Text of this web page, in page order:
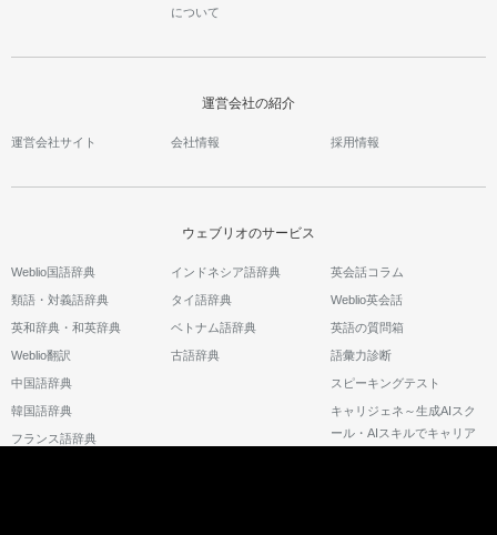
について
運営会社の紹介
運営会社サイト 会社情報 採用情報
ウェブリオのサービス
Weblio国語辞典
類語・対義語辞典
英和辞典・和英辞典
Weblio翻訳
中国語辞典
韓国語辞典
フランス語辞典
インドネシア語辞典
タイ語辞典
ベトナム語辞典
古語辞典
英会話コラム
Weblio英会話
英語の質問箱
語彙力診断
スピーキングテスト
キャリジェネ～生成AIスク
ール・AIスキルでキャリア